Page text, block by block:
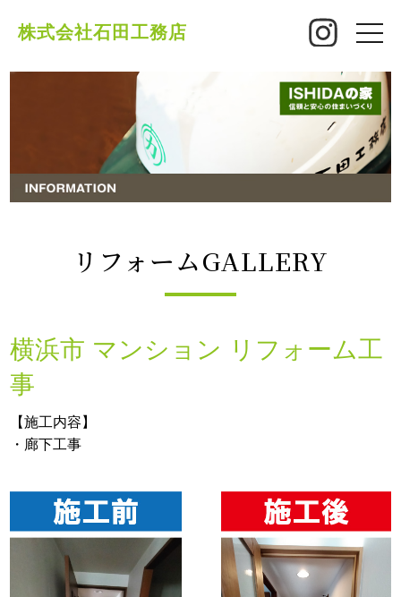
株式会社石田工務店
toggle
リフォームGALLERY
横浜市 マンション リフォーム工
事
【施工内容】
・廊下工事